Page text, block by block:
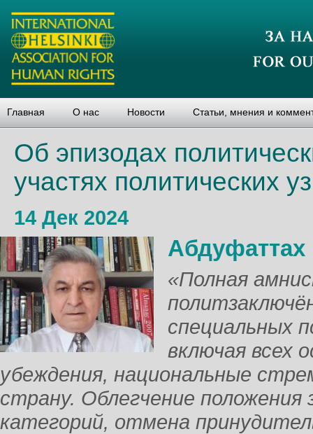
Главная О нас Новости Статьи, мнения и
Об эпизодах
участях политических
14 Дек 2024
«Полная
специальных
включая всех
убеждения, национальные
страну. Облегчение положения
категорий, отмена